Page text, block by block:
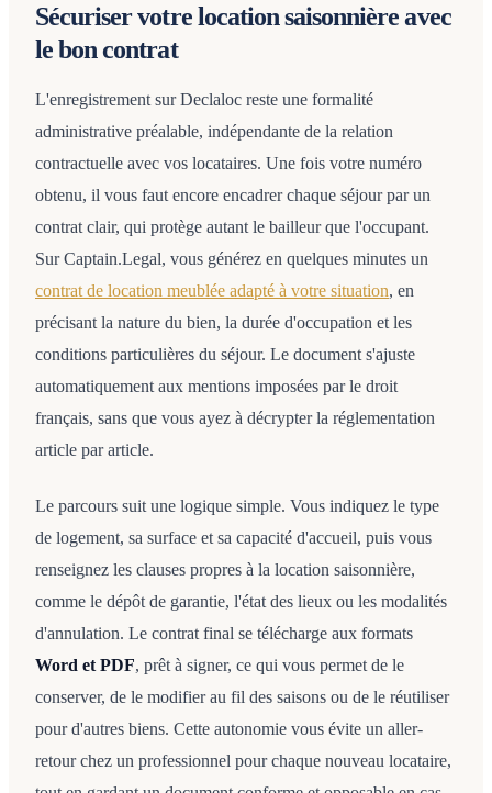
Sécuriser votre location saisonnière avec
le bon contrat
L'enregistrement sur Declaloc reste une formalité
administrative préalable, indépendante de la relation
contractuelle avec vos locataires. Une fois votre numéro
obtenu, il vous faut encore encadrer chaque séjour par un
contrat clair, qui protège autant le bailleur que l'occupant.
Sur Captain.Legal, vous générez en quelques minutes un
contrat de location meublée adapté à votre situation, en
précisant la nature du bien, la durée d'occupation et les
conditions particulières du séjour. Le document s'ajuste
automatiquement aux mentions imposées par le droit
français, sans que vous ayez à décrypter la réglementation
article par article.
Le parcours suit une logique simple. Vous indiquez le type
de logement, sa surface et sa capacité d'accueil, puis vous
renseignez les clauses propres à la location saisonnière,
comme le dépôt de garantie, l'état des lieux ou les modalités
d'annulation. Le contrat final se télécharge aux formats
Word et PDF, prêt à signer, ce qui vous permet de le
conserver, de le modifier au fil des saisons ou de le réutiliser
pour d'autres biens. Cette autonomie vous évite un aller-
retour chez un professionnel pour chaque nouveau locataire,